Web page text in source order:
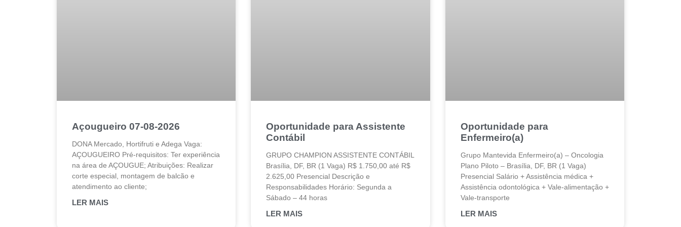
Açougueiro 07-08-2026
DONA Mercado, Hortifruti e Adega Vaga:
AÇOUGUEIRO Pré-requisitos: Ter experiência
na área de AÇOUGUE; Atribuições: Realizar
corte especial, montagem de balcão e
atendimento ao cliente;
LER MAIS
Oportunidade para Assistente
Contábil
GRUPO CHAMPION ASSISTENTE CONTÁBIL
Brasília, DF, BR (1 Vaga) R$ 1.750,00 até R$
2.625,00 Presencial Descrição e
Responsabilidades Horário: Segunda a
Sábado – 44 horas
LER MAIS
Oportunidade para
Enfermeiro(a)
Grupo Mantevida Enfermeiro(a) – Oncologia
Plano Piloto – Brasília, DF, BR (1 Vaga)
Presencial Salário + Assistência médica +
Assistência odontológica + Vale-alimentação +
Vale-transporte
LER MAIS